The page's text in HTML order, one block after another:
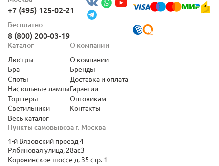
+7 (495) 125-02-21
Бесплатно
8 (800) 200-03-19
Пункты самовывоза г. Москва
1-й Вязовский проезд 4
Рябиновая улица, 28ас3
Коровинское шоссе д. 35 стр. 1
Каталог
Люстры
Бра
Споты
Настольные лампы
Торшеры
Светильники
Весь каталог
О компании
О компании
Бренды
Доставка и оплата
Гарантии
Оптовикам
Контакты